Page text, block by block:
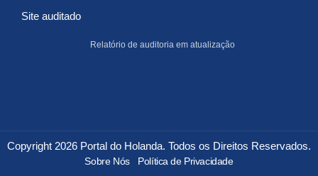
Site auditado
Relatório de auditoria em atualização
Copyright 2026 Portal do Holanda. Todos os Direitos Reservados.
Sobre Nós Política de Privacidade